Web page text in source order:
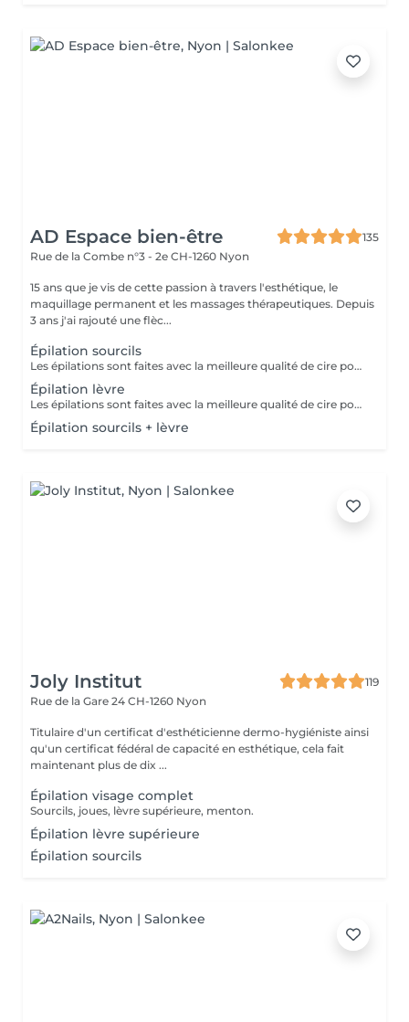
AD Espace bien-être
135
Rue de la Combe n°3 - 2e CH-1260 Nyon
15 ans que je vis de cette passion à travers l'esthétique, le
maquillage permanent et les massages thérapeutiques. Depuis
3 ans j'ai rajouté une flèc...
Épilation sourcils
Les épilations sont faites avec la meilleure qualité de cire pour un résultat optimal.
Épilation lèvre
Les épilations sont faites avec la meilleure qualité de cire pour un résultat optimal.
Épilation sourcils + lèvre
Joly Institut
119
Rue de la Gare 24 CH-1260 Nyon
Titulaire d'un certificat d'esthéticienne dermo-hygiéniste ainsi
qu'un certificat fédéral de capacité en esthétique, cela fait
maintenant plus de dix ...
Épilation visage complet
Sourcils, joues, lèvre supérieure, menton.
Épilation lèvre supérieure
Épilation sourcils